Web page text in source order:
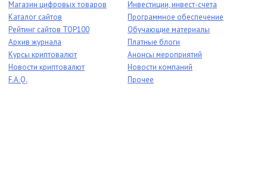
Магазин цифровых товаров
Каталог сайтов
Рейтинг сайтов TOP100
Архив журнала
Курсы криптовалют
Новости криптовалют
F.A.Q.
Инвестиции, инвест-счета
Программное обеспечение
Обучающие материалы
Платные блоги
Анонсы мероприятий
Новости компаний
Прочее